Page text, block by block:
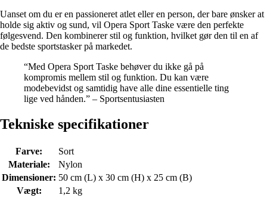
Uanset om du er en passioneret atlet eller en person, der bare ønsker at
holde sig aktiv og sund, vil Opera Sport Taske være den perfekte
følgesvend. Den kombinerer stil og funktion, hvilket gør den til en af
de bedste sportstasker på markedet.
“Med Opera Sport Taske behøver du ikke gå på
kompromis mellem stil og funktion. Du kan være
modebevidst og samtidig have alle dine essentielle ting
lige ved hånden.” – Sportsentusiasten
Tekniske specifikationer
Farve:
Sort
Materiale:
Nylon
Dimensioner: 50 cm (L) x 30 cm (H) x 25 cm (B)
Vægt:
1,2 kg